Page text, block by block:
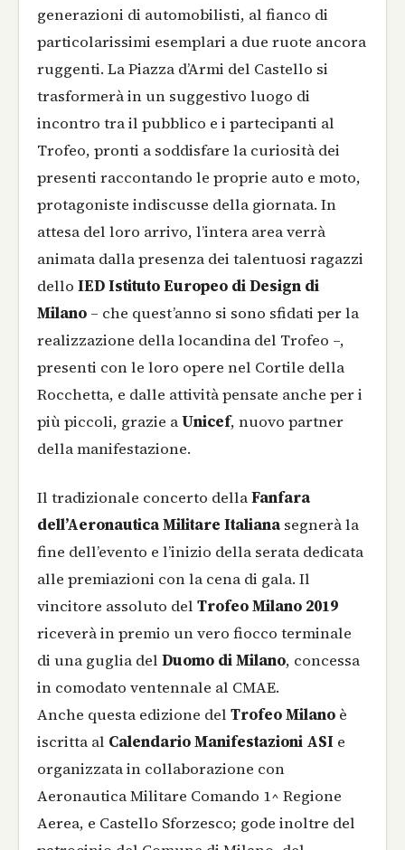
generazioni di automobilisti, al fianco di
particolarissimi esemplari a due ruote ancora
ruggenti. La Piazza d’Armi del Castello si
trasformerà in un suggestivo luogo di
incontro tra il pubblico e i partecipanti al
Trofeo, pronti a soddisfare la curiosità dei
presenti raccontando le proprie auto e moto,
protagoniste indiscusse della giornata. In
attesa del loro arrivo, l’intera area verrà
animata dalla presenza dei talentuosi ragazzi
dello IED Istituto Europeo di Design di
Milano – che quest’anno si sono sfidati per la
realizzazione della locandina del Trofeo –,
presenti con le loro opere nel Cortile della
Rocchetta, e dalle attività pensate anche per i
più piccoli, grazie aUnicef, nuovo partner
della manifestazione.
Il tradizionale concerto dellaFanfara
dell’Aeronautica Militare Italiana segnerà la
fine dell’evento e l’inizio della serata dedicata
alle premiazioni con la cena di gala. Il
vincitore assoluto del Trofeo Milano 2019
riceverà in premio un vero fiocco terminale
di una guglia del Duomo di Milano, concessa
in comodato ventennale al CMAE.
Anche questa edizione del Trofeo Milano è
iscritta al Calendario Manifestazioni ASI e
organizzata in collaborazione con
Aeronautica Militare Comando 1^ Regione
Aerea, e Castello Sforzesco; gode inoltre del